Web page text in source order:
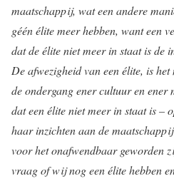
maatschappij, wat een andere
géén élite meer hebben, want een
dat de élite niet meer in staat is de
De afwezigheid van een élite, is
de ondergang ener cultuur en
dat een élite niet meer in staat is –
haar inzichten aan de
voor het onafwendbaar geworden
vraag of wij nog een élite hebben